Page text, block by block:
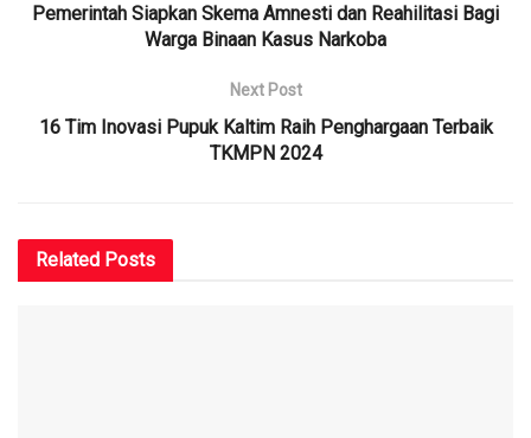
Pemerintah Siapkan Skema Amnesti dan Reahilitasi Bagi
Warga Binaan Kasus Narkoba
Next Post
16 Tim Inovasi Pupuk Kaltim Raih Penghargaan Terbaik
TKMPN 2024
Related Posts